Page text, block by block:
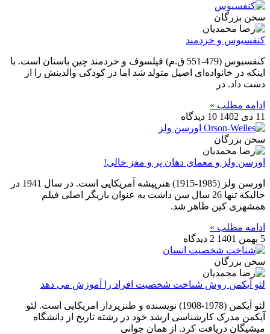
سخن بزرگان
کنفسیوس و خردمند
کنفسیوس (479-551 ق.م) فیلسوف و خردمند چین باستان است. با
اینکه در خانواده‌ای اصیل متولد شد اما در کودکی والدینش را از
دست داد. در
ادامه مطلب »
11 دی 1402
10 دیدگاه
سخن بزرگان
اورسن ولز و معمای دهان پر و مغز خالی!
اورسن ولز (1985-1915) هنرپیشه آمریکایی است. در سال 1941 در
حالیکه تنها 26 سال سن داشت به عنوان بازیگر اصلی فیلم
همشهری کین ظاهر شد.
ادامه مطلب »
5 بهمن 1401
2 دیدگاه
سخن بزرگان
لئو آیکمن روش شناخت شخصیت افراد را آموزش می دهد
لئو آیکمن (1978-1908) نویسنده و طنزپرداز امریکایی است. لئو
آیکمن مدرک کارشناسی ارشد خود در رشته تاریخ از دانشگاه
میشیگان دریافت کرد. از همان جوانی